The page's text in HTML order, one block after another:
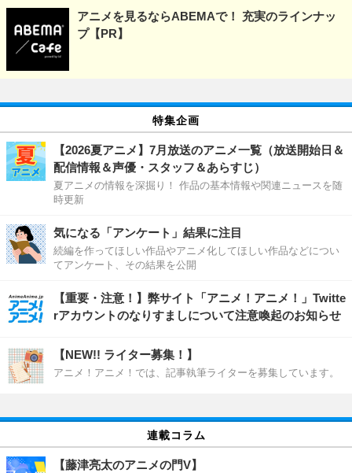
アニメを見るならABEMAで！ 充実のラインナッ
プ【PR】
特集企画
【2026夏アニメ】7月放送のアニメ一覧（放送開始日＆
配信情報＆声優・スタッフ＆あらすじ）
夏アニメの情報を深掘り！ 作品の基本情報や関連ニュースを随
時更新
気になる「アンケート」結果に注目
続編を作ってほしい作品やアニメ化してほしい作品などについ
てアンケート、その結果を公開
【重要・注意！】弊サイト「アニメ！アニメ！」Twitte
rアカウントのなりすましについて注意喚起のお知らせ
【NEW!! ライター募集！】
アニメ！アニメ！では、記事執筆ライターを募集しています。
連載コラム
【藤津亮太のアニメの門V】